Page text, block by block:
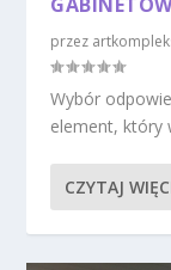
przez
Wybór
element, który
CZYTAJ